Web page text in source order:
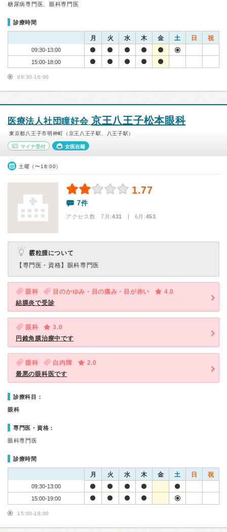
糖尿病専門医、眼科専門医
診療時間
月 火 水 木 金 土 日 祝
09:30-13:00
15:00-18:00
09:30-16:00
医療法人社団瞳好会 京王八王子松本眼科
東京都八王子市明神町（京王八王子駅、八王子駅）
マイナ受付 女医在籍
土曜（〜18:00）
1.77
7件
アクセス数 7月:431 | 6月:453
霰粒腫について
【専門医・資格】 眼科専門医
眼科 目のかゆみ・目の痛み・目が赤い
4.0
結膜炎で受診
眼科
3.0
円錐角膜治療中です
眼科 白内障
2.0
最悪の眼科医です
診療科目：
眼科
専門医・資格：
眼科専門医
診療時間
月 火 水 木 金 土 日 祝
09:30-13:00
15:00-19:00
15:00-18:00